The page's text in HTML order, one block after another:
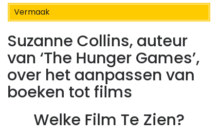
Vermaak
Suzanne Collins, auteur
van ‘The Hunger Games’,
over het aanpassen van
boeken tot films
Welke Film Te Zien?